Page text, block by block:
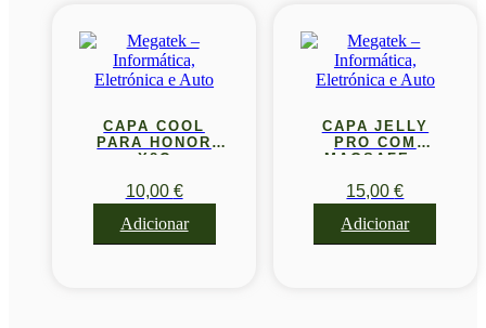
CAPA COOL
PARA HONOR
X8C
10,00 €
Adicionar
CAPA JELLY
PRO COM
MAGSAFE –
15,00€
Adicionar